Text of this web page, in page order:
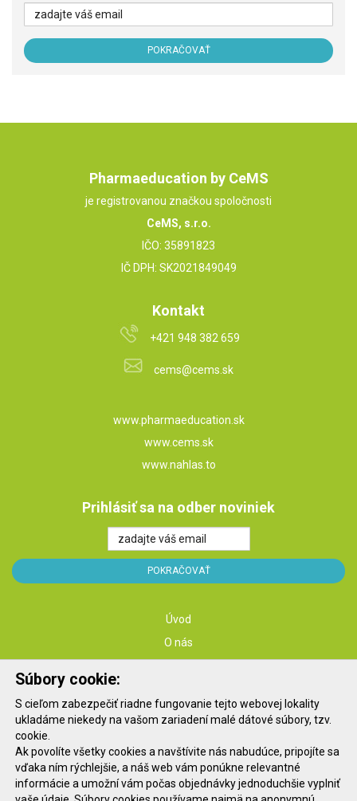
Pharmaeducation by CeMS
je registrovanou značkou spoločnosti
CeMS, s.r.o.
IČO: 35891823
IČ DPH: SK2021849049
Kontakt
+421 948 382 659
cems@cems.sk
www.pharmaeducation.sk
www.cems.sk
www.nahlas.to
Prihlásiť sa na odber noviniek
Úvod
O nás
Konferencie
Blog
Súbory cookie:
S cieľom zabezpečiť riadne fungovanie tejto webovej lokality
ukladáme niekedy na vašom zariadení malé dátové súbory, tzv.
cookie.
Ak povolíte všetky cookies a navštívite nás nabudúce, pripojíte sa
vďaka ním rýchlejšie, a náš web vám ponúkne relevantné
informácie a umožní vám počas objednávky jednoduchšie vyplniť